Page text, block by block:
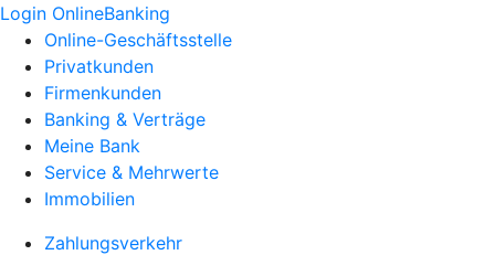
Login OnlineBanking
Online-Geschäftsstelle
Privatkunden
Firmenkunden
Banking & Verträge
Meine Bank
Service & Mehrwerte
Immobilien
Zahlungsverkehr